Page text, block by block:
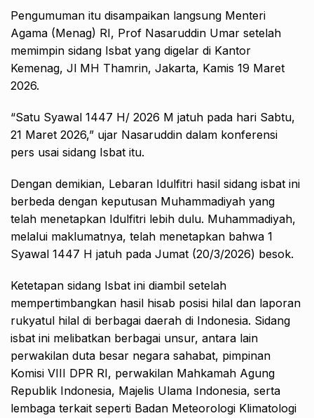
Pengumuman itu disampaikan langsung Menteri
Agama (Menag) RI, Prof Nasaruddin Umar setelah
memimpin sidang Isbat yang digelar di Kantor
Kemenag, Jl MH Thamrin, Jakarta, Kamis 19 Maret
2026.
“Satu Syawal 1447 H/ 2026 M jatuh pada hari Sabtu,
21 Maret 2026,” ujar Nasaruddin dalam konferensi
pers usai sidang Isbat itu.
Dengan demikian, Lebaran Idulfitri hasil sidang isbat ini
berbeda dengan keputusan Muhammadiyah yang
telah menetapkan Idulfitri lebih dulu. Muhammadiyah,
melalui maklumatnya, telah menetapkan bahwa 1
Syawal 1447 H jatuh pada Jumat (20/3/2026) besok.
Ketetapan sidang Isbat ini diambil setelah
mempertimbangkan hasil hisab posisi hilal dan laporan
rukyatul hilal di berbagai daerah di Indonesia. Sidang
isbat ini melibatkan berbagai unsur, antara lain
perwakilan duta besar negara sahabat, pimpinan
Komisi VIII DPR RI, perwakilan Mahkamah Agung
Republik Indonesia, Majelis Ulama Indonesia, serta
lembaga terkait seperti Badan Meteorologi Klimatologi